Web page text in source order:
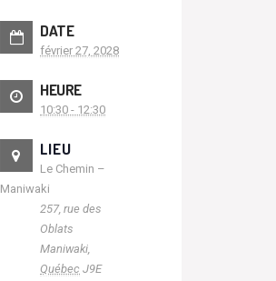
DATE
février 27, 2028
HEURE
10:30 - 12:30
LIEU
Le Chemin –
Maniwaki
257, rue des
Oblats
Maniwaki,
Québec J9E